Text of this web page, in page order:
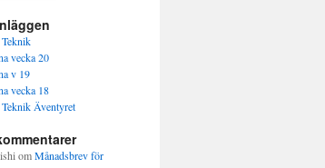
vecka 20
v 19
vecka 18
Äventyret
omMånadsbrev för